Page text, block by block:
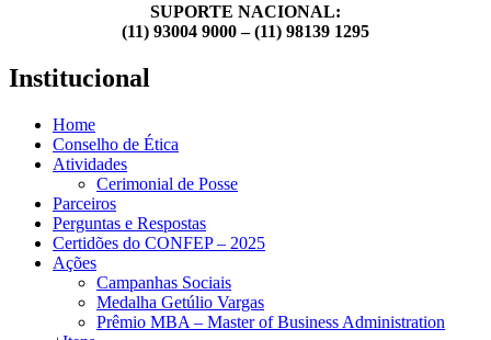
SUPORTE NACIONAL:
(11) 93004 9000 – (11) 98139 1295
Institucional
Home
Conselho de Ética
Atividades
Cerimonial de Posse
Parceiros
Perguntas e Respostas
Certidões do CONFEP – 2025
Ações
Campanhas Sociais
Medalha Getúlio Vargas
Prêmio MBA – Master of Business Administration